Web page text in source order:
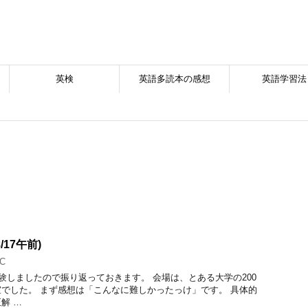
英検 英語多読本の感想 英語学習法
17午前)
しましたので振り返っておきます。 会場は、とある大学の200
した。 まず感想は「こんなに難しかったっけ」です。 具体的
解 …